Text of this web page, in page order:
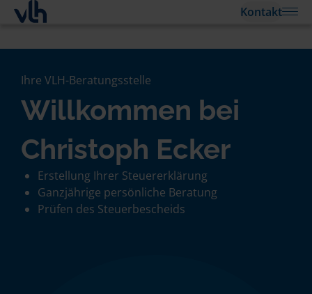
Kontakt
Ihre VLH-Beratungsstelle
Willkommen bei
Christoph Ecker
Erstellung Ihrer Steuererklärung
Ganzjährige persönliche Beratung
Prüfen des Steuerbescheids